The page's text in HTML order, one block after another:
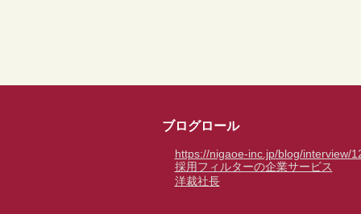
ブログロール
https://nigaoe-inc.jp/blog/interview/
採用フィルターの企業サービス
洋裁社長